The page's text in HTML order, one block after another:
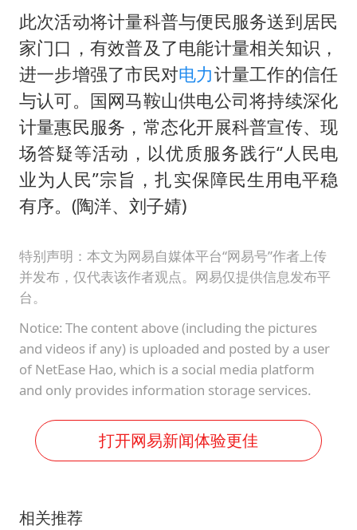
此次活动将计量科普与便民服务送到居民
家门口，有效普及了电能计量相关知识，
进一步增强了市民对电力计量工作的信任
与认可。国网马鞍山供电公司将持续深化
计量惠民服务，常态化开展科普宣传、现
场答疑等活动，以优质服务践行“人民电
业为人民”宗旨，扎实保障民生用电平稳
有序。(陶洋、刘子婧)
特别声明：本文为网易自媒体平台“网易号”作者上传
并发布，仅代表该作者观点。网易仅提供信息发布平
台。
Notice: The content above (including the pictures
and videos if any) is uploaded and posted by a user
of NetEase Hao, which is a social media platform
and only provides information storage services.
打开网易新闻体验更佳
相关推荐